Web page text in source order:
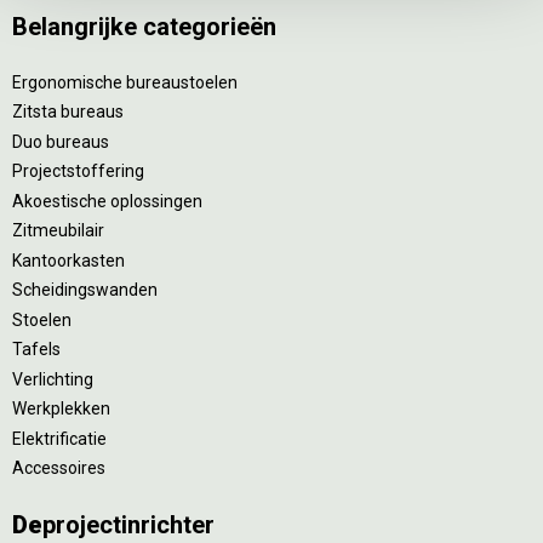
Belangrijke categorieën
Ergonomische bureaustoelen
Zitsta bureaus
Duo bureaus
Projectstoffering
Akoestische oplossingen
Zitmeubilair
Kantoorkasten
Scheidingswanden
Stoelen
Tafels
Verlichting
Werkplekken
Elektrificatie
Accessoires
Deprojectinrichter